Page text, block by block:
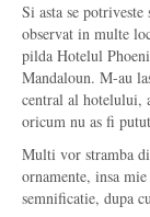
Si asta se
observat in multe
pilda Hotelul
Mandaloun. M-au
central al hotelului,
oricum nu as fi
Multi vor stramba
ornamente, insa
semnificatie, dupa